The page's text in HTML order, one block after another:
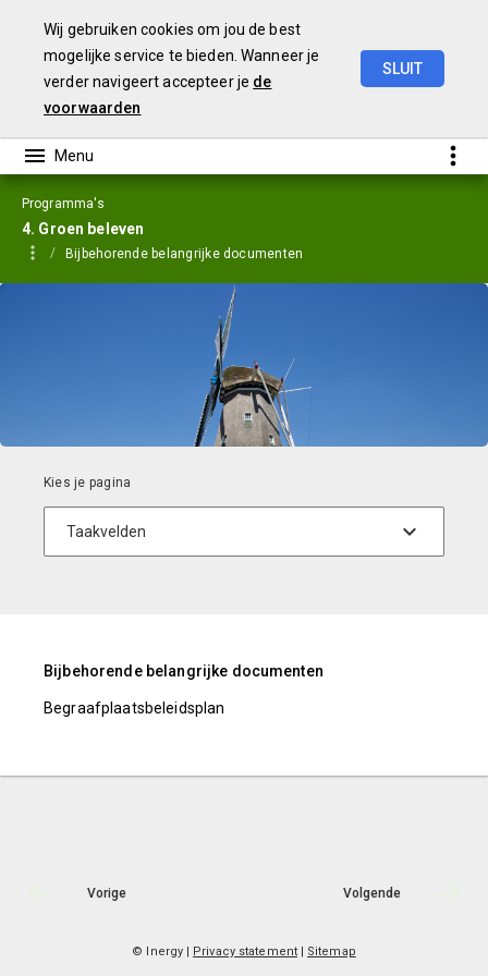
Wij gebruiken cookies om jou de best
mogelijke service te bieden. Wanneer je
verder navigeert accepteer je de
voorwaarden
SLUIT
Programma's
4. Groen beleven
Bijbehorende belangrijke documenten
Bijbehorende belangrijke documenten
Begraafplaatsbeleidsplan
Vorige Volgende
© Inergy | Privacy statement| Sitemap